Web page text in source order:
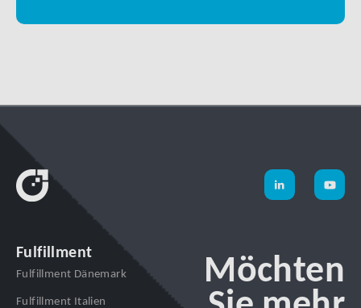
Fulfillment
Fulfillment Dänemark
Fulfillment Italien
Möchten